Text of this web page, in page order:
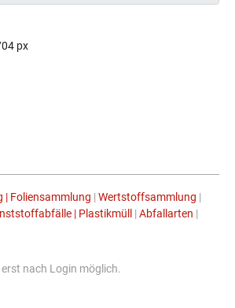
px
Foliensammlung | Wertstoffsammlung |
| Plastikmüll | Abfallarten |
nach Login möglich.